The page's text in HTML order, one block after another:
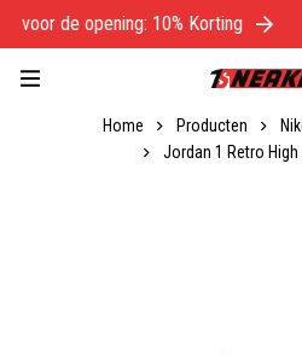
voor de opening: 10% Korting
Home Producten
Jordan 1 Retro High